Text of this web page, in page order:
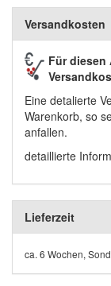
Versandkosten
Für diesen
Eine detalierte
Warenkorb, so
anfallen.
detaillierte
Lieferzeit
ca. 6 Wochen,